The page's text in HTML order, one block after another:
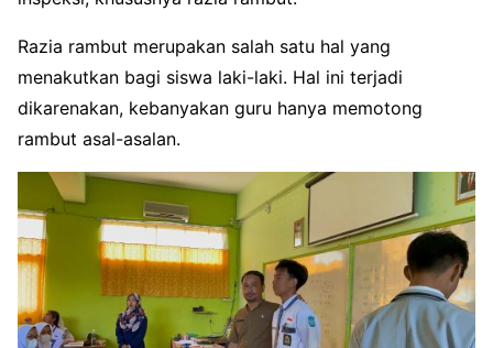
Razia rambut merupakan salah satu hal yang
menakutkan bagi siswa laki-laki. Hal ini terjadi
dikarenakan, kebanyakan guru hanya memotong
rambut asal-asalan.